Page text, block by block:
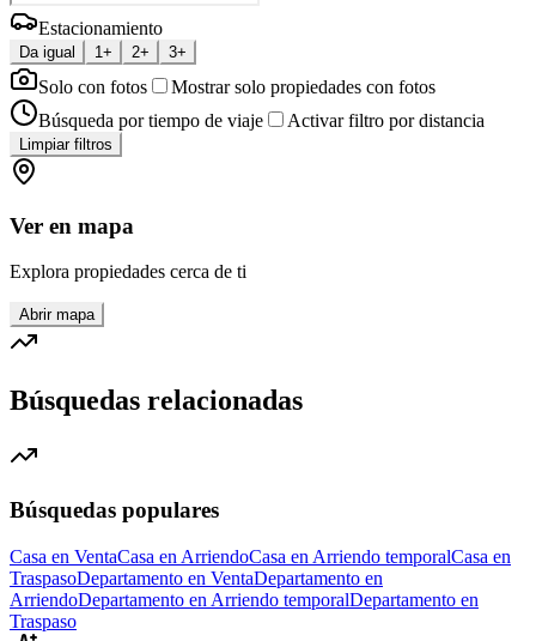
Estacionamiento
Da igual 1+ 2+ 3+
Solo con fotos
Mostrar solo propiedades con fotos
Búsqueda por tiempo de viaje
Activar filtro por distancia
Limpiar filtros
Ver en mapa
Explora propiedades cerca de ti
Abrir mapa
Búsquedas relacionadas
Búsquedas populares
Casa en VentaCasa en ArriendoCasa en Arriendo temporalCasa en
TraspasoDepartamento en VentaDepartamento en
ArriendoDepartamento en Arriendo temporalDepartamento en
Traspaso